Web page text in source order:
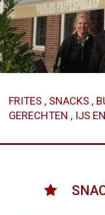
FRITES SNACKS
GERECHTEN
IJS